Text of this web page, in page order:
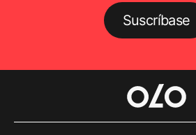
Suscríbase